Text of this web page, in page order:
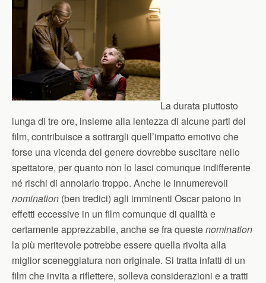
La durata piuttosto
lunga di tre ore, insieme alla lentezza di alcune parti del
film, contribuisce a sottrargli quell’impatto emotivo che
forse una vicenda del genere dovrebbe suscitare nello
spettatore, per quanto non lo lasci comunque indifferente
né rischi di annoiarlo troppo. Anche le innumerevoli
nomination (ben tredici) agli imminenti Oscar paiono in
effetti eccessive in un film comunque di qualità e
certamente apprezzabile, anche se fra questenomination
la più meritevole potrebbe essere quella rivolta alla
miglior sceneggiatura non originale. Si tratta infatti di un
film che invita a riflettere, solleva considerazioni e a tratti